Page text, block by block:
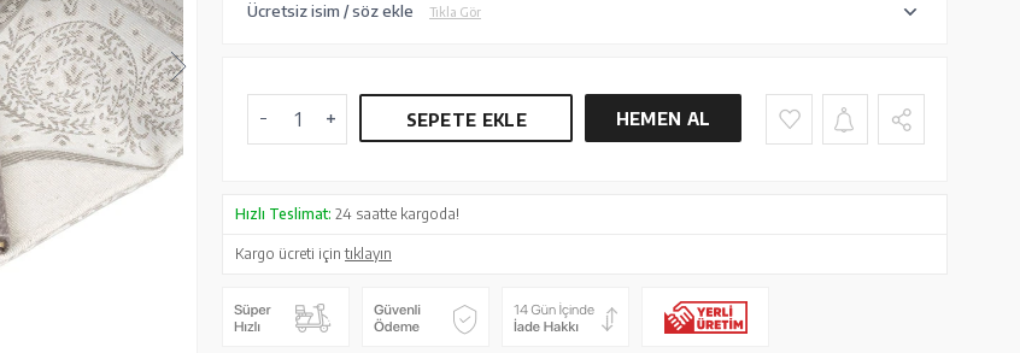
Ücretsiz isim / söz ekle Tıkla Gör
SEPETE EKLE HEMEN AL
Hızlı Teslimat: 24 saatte kargoda!
Kargo ücreti içintıklayın